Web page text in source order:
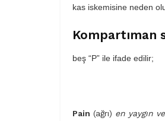
kas iskemisine neden
Kompartıman
beş “P” ile ifade edilir;
Pain (ağrı) en yaygın